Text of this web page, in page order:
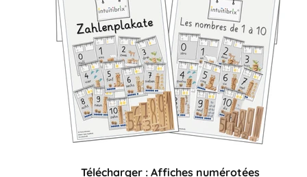
Télécharger : Affiches numérotées